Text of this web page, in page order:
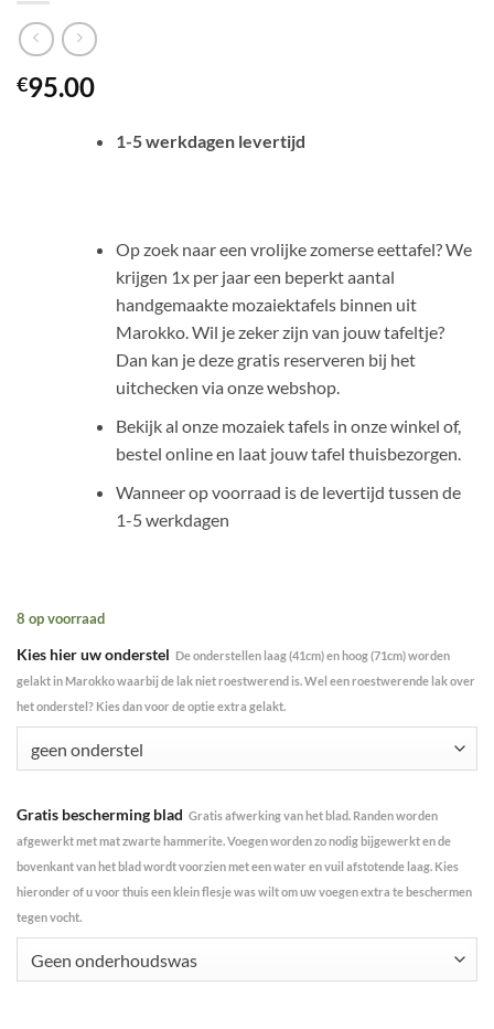
€95.00
1-5 werkdagen levertijd
Op zoek naar een vrolijke zomerse eettafel? We
krijgen 1x per jaar een beperkt aantal
handgemaakte mozaiektafels binnen uit
Marokko. Wil je zeker zijn van jouw tafeltje?
Dan kan je deze gratis reserveren bij het
uitchecken via onze webshop.
Bekijk al onze mozaiek tafels in onze winkel of,
bestel online en laat jouw tafel thuisbezorgen.
Wanneer op voorraad is de levertijd tussen de
1-5 werkdagen
8 op voorraad
Kies hier uw onderstel De onderstellen laag (41cm) en hoog (71cm) worden
gelakt in Marokko waarbij de lak niet roestwerend is. Wel een roestwerende lak over
het onderstel? Kies dan voor de optie extra gelakt.
geen onderstel
Gratis bescherming blad Gratis afwerking van het blad. Randen worden
afgewerkt met mat zwarte hammerite. Voegen worden zo nodig bijgewerkt en de
bovenkant van het blad wordt voorzien met een water en vuil afstotende laag. Kies
hieronder of u voor thuis een klein flesje was wilt om uw voegen extra te beschermen
tegen vocht.
Geen onderhoudswas